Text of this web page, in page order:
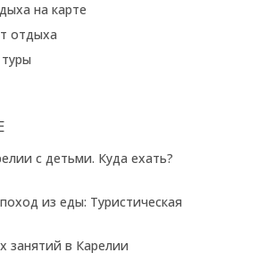
на карте
отдыха
с детьми. Куда ехать?
из еды: Туристическая
занятий в Карелии